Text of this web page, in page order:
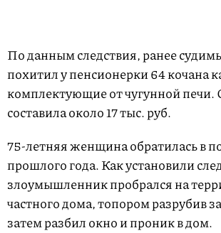
По данным следствия, ранее
похитил у пенсионерки 64 кочана
комплектующие от чугунной
составила около 17 тыс. руб.
75-летняя женщина обратилась в
прошлого года. Как установили
злоумышленник пробрался на
частного дома, топором разрубив
затем разбил окно и проник в дом.